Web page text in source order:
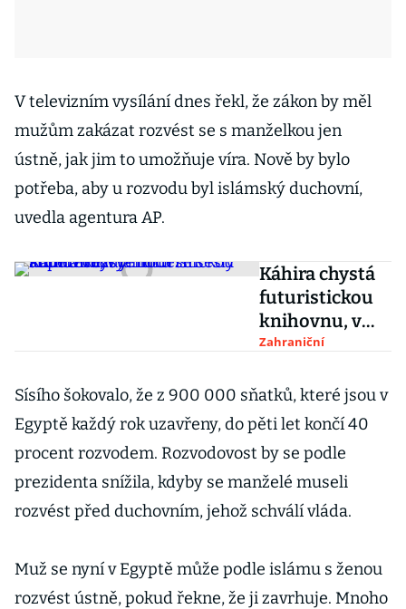
V televizním vysílání dnes řekl, že zákon by měl
mužům zakázat rozvést se s manželkou jen
ústně, jak jim to umožňuje víra. Nově by bylo
potřeba, aby u rozvodu byl islámský duchovní,
uvedla agentura AP.
Káhira chystá
futuristickou
knihovnu, v
tendru se sešly
moderní
architektury
Zahraniční
Sísího šokovalo, že z 900 000 sňatků, které jsou v
Egyptě každý rok uzavřeny, do pěti let končí 40
procent rozvodem. Rozvodovost by se podle
prezidenta snížila, kdyby se manželé museli
rozvést před duchovním, jehož schválí vláda.
Muž se nyní v Egyptě může podle islámu s ženou
rozvést ústně, pokud řekne, že ji zavrhuje. Mnoho